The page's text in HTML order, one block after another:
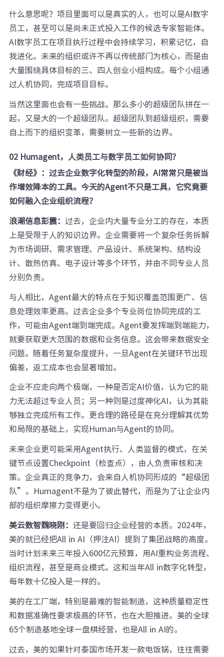
什么意思呢？项目里面可以是真实的人，也可以是AI数字
员工，甚至可以是尚未正式投入工作的候选专家智能体。
AI数字员工在项目执行过程中会持续学习，积累记忆，自
我进化。未来的组织或许不再以传统部门为核心，而是由
大量围绕具体目标的三、四人创业小组构成。每个小组通
过人机协同，完成项目目标。
当然这里面也会有一些挑战。那么多小的超级团队拼在一
起，又是大的一个超级团队。超级团队到超级组织，需要
自上而下的组织变革，需要树立一些新的边界。
02 Humagent，人类员工与数字员工如何协同？
《财经》：过去企业数字化转型的阶段，AI常常只是被当
作增效降本的工具。今天的Agent不只是工具，它究竟要
如何融入企业组织流程？
浪潮信息彭震： 过去，企业内大量专业分工的存在，本质
上是受限于人的知识边界。企业需要将一个复杂任务拆解
为市场调研、需求管理、产品设计、系统架构、结构设
计、散热仿真、电子设计等多个环节，并由不同专业人员
分别负责。
与人相比，Agent最大的特点在于知识覆盖范围更广、信
息处理效率更高。过去企业多个专业岗位协同完成的工
作，可能由Agent端到端完成。Agent要发挥端到端能力，
就要获取更大范围的数据和业务信息。这会带来数据安全
问题。随着任务复杂度提升，一旦Agent在关键环节出现
偏差，返工成本也会显著增加。
企业不应走向两个极端，一种是否定AI价值，认为它的能
力无法超过专业人员；另一种则是过度神化AI，认为其能
够独立完成所有工作。更合理的路径是在充分理解其优势
和局限的基础上，实现Human与Agent的协同。
未来企业更可能采用Agent执行、人类监督的模式，在关
键节点设置Checkpoint（检查点），由人负责审核和决
策。企业真正的竞争力，会来自人机协同形成的“超级团
队”。Humagent不是为了彼此替代，而是为了让企业内
部的组织摩擦力变得更小。
美云数智魏晓刚： 还是要回归企业经营的本质。2024年，
美的就已经把All in AI（押注AI）提到了集团战略的高度。
当时计划未来三年投入600亿元预算，用AI重构业务流程、
组织流程，甚至是商业模式。这和当年All in数字化转型，
每年数十亿投入是一样的。
美的在工厂端，特别是最难的智能制造，这种质量稳定性
和数据准确性要求极高的环节，也在大胆推进。美的全球
65个制造基地全球一盘棋经营，也是All in AI的。
过去，美的如果针对泰国市场开发一款电饭锅，往往需要